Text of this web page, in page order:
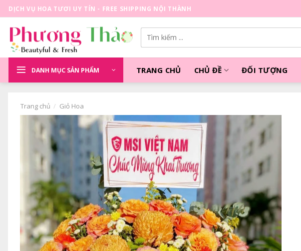
Skip
to
content
DỊCH VỤ HOA TƯƠI UY TÍN - FREE SHIPPING NỘI THÀNH
kiếm:
DANH MỤC SẢN PHẨM TRANG CHỦ CHỦ ĐỀ ĐỐI TƯỢNG
Trang chủ / Giỏ Hoa